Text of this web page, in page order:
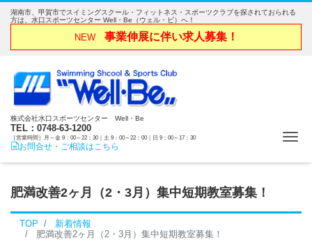
湖南市、甲賀市でスイミングスクール・フィットネス・スポーツクラブを探されておられる
方は、水口スポーツセンター Well・Be（ウェル・ビ）へ！
NEW 事業伸展に伴い求人募集！
株式会社水口スポーツセンター Well・Be
TEL：0748-63-1200
［営業時間］月～金 9：00～22：30｜土 9：00～22：00｜日 9：00～17：30
お問合せ・ご相談はこちら
肥満改善2ヶ月（2・3月）集中短期教室募集！
TOP
新着情報
肥満改善2ヶ月（2・3月）集中短期教室募集！